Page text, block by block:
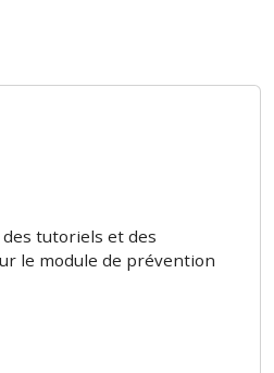
tutoriels et des
le module de prévention